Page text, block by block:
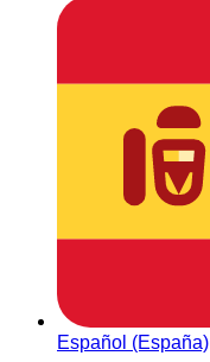
Español (España)